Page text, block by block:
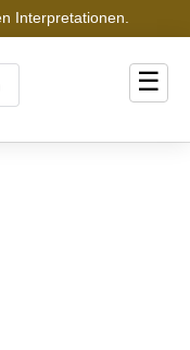
Interpretationen.
☰